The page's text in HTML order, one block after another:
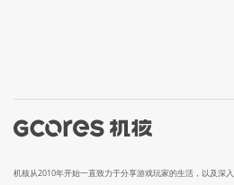
机核从2010年开始一直致力于分享游戏玩家的生活，以及深